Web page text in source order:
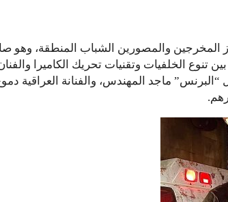
المخرجين والمصورين الشباب المنطقة،
تنوع الخلفيات وتقنيات تحريك الكاميرا
“البرنس” ماجد المهندس، والفنانة العراقية